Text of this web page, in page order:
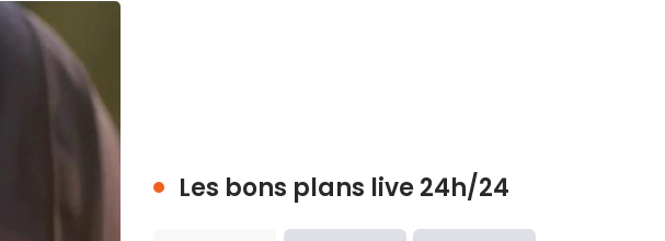
Les bons plans live 24h/24